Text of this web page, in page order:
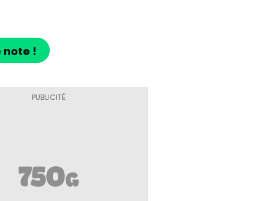
note !